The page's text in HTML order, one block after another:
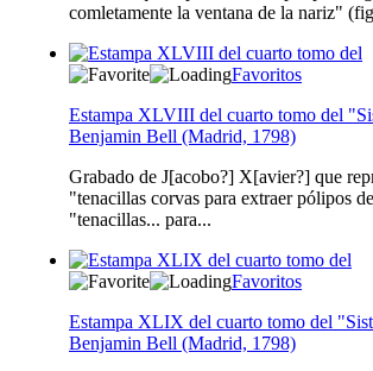
comletamente la ventana de la nariz"
Favoritos
Estampa XLVIII del cuarto tomo del
Benjamin Bell (Madrid, 1798)
Grabado de J[acobo?] X[avier?] que
"tenacillas corvas para extraer pólipos
"tenacillas... para...
Favoritos
Estampa XLIX del cuarto tomo del
Benjamin Bell (Madrid, 1798)